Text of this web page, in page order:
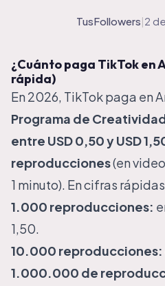
TusFollowers|2
¿Cuánto paga TikTok en
rápida)
En 2026, TikTok paga en
Programa de
entre USD 0,50 y USD
reproducciones(en
1 minuto). En cifras
1.000 reproducciones:
1,50.
10.000 reproducciones:
1.000.000 de